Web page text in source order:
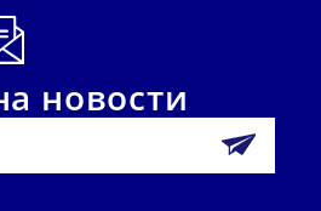
новости